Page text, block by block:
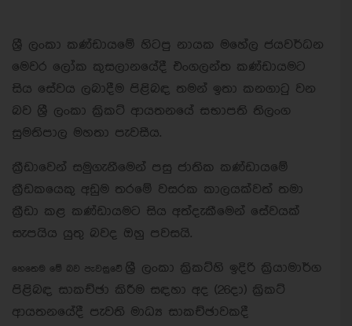
ශ්‍රී ලංකා කණ්ඩායමේ හිටපු නායක මහේල ජයවර්ධන
මෙවර ලෝක කුසලානයේදී එංගලන්ත කණ්ඩායමට
සිය සේවය ලබාදීම පිළිබඳ තමන් ඉතා කනගාටු වන
බව ශ්‍රී ලංකා ක්‍රිකට් ආයතනයේ සභාපති තිලංග
සුමතිපාල මහතා පැවසීය.
ක්‍රීඩාවෙන් සමුගැනීමෙන් පසු ජාතික කණ්ඩායමේ
ක්‍රීඩකයෙකු අඩුම තරමේ වසරක කාලයක්වත් තමා
ක්‍රීඩා කළ කණ්ඩායමට සිය අත්දැකීමෙන් සේවයක්
සැපයිය යුතු බවද ඔහු පවසයි.
හෙතෙම මේ බව පැවසුවේ ශ්‍රී ලංකා ක්‍රිකට්හි ඉදිරි ක්‍රියාමාර්ග
පිළිබඳ සාකච්ඡා කිරීම සඳහා අද (26දා) ක්‍රිකට්
ආයතනයේදී පැවති මාධ්‍ය සාකච්ඡාවකදී